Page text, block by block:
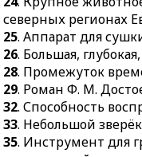
32.Способность
воспринимать
33.Небольшой
тропических лесов.
35.Инструмент для
гравирования на
карандашной
северных регионах
25. Аппарат для
26. Большая,
28. Промежуток
29. Роман Ф. М.
32. Способность
33. Небольшой
35. Инструмент для